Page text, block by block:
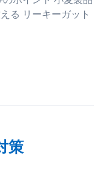
る リーキーガット
策